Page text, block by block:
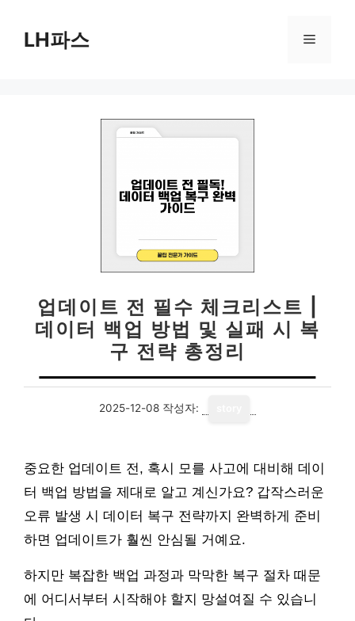
LH파스 메
업데이트 전 필수 체크리스트 |
데이터 백업 방법 및 실패 시 복
구 전략 총정리
2025-12-08 작성자:
중요한 업데이트 전, 혹시 모를 사고에 대비해 데이
터 백업 방법을 제대로 알고 계신가요? 갑작스러운
오류 발생 시 데이터 복구 전략까지 완벽하게 준비
하면 업데이트가 훨씬 안심될 거예요.
하지만 복잡한 백업 과정과 막막한 복구 절차 때문
에 어디서부터 시작해야 할지 망설여질 수 있습니